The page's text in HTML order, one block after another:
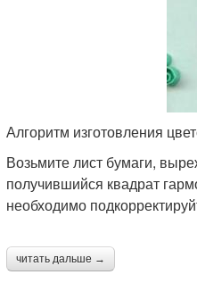
Алгоритм изготовления
Возьмите лист бумаги,
получившийся квадрат
необходимо
читать дальше →